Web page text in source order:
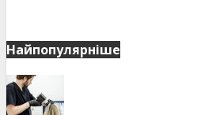
Найпопулярніше